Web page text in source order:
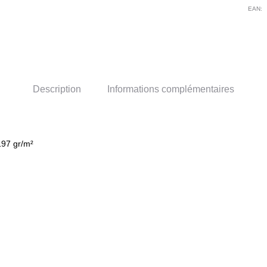
EAN:
Description Informations complémentaires
gr/m²